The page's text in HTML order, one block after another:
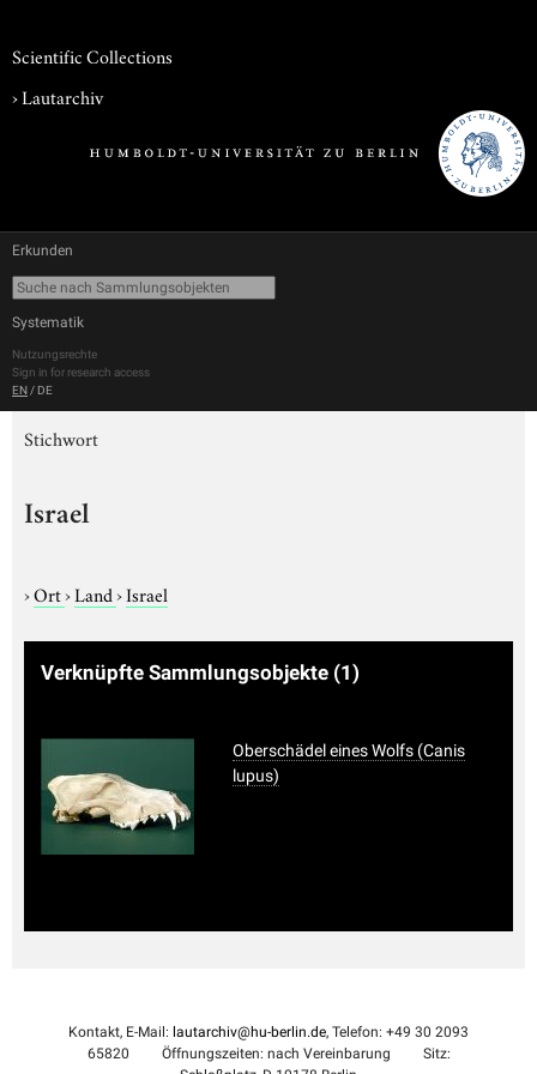
Scientific Collections
›Lautarchiv
Erkunden
Systematik
Nutzungsrechte
Sign in for research access
EN / DE
Stichwort
Israel
›Ort›Land›Israel
Verknüpfte Sammlungsobjekte (1)
Oberschädel eines Wolfs (Canis
lupus)
Kontakt, E-Mail: lautarchiv@hu-berlin.de, Telefon: +49 30 2093
65820
Öffnungszeiten: nach Vereinbarung
Sitz: